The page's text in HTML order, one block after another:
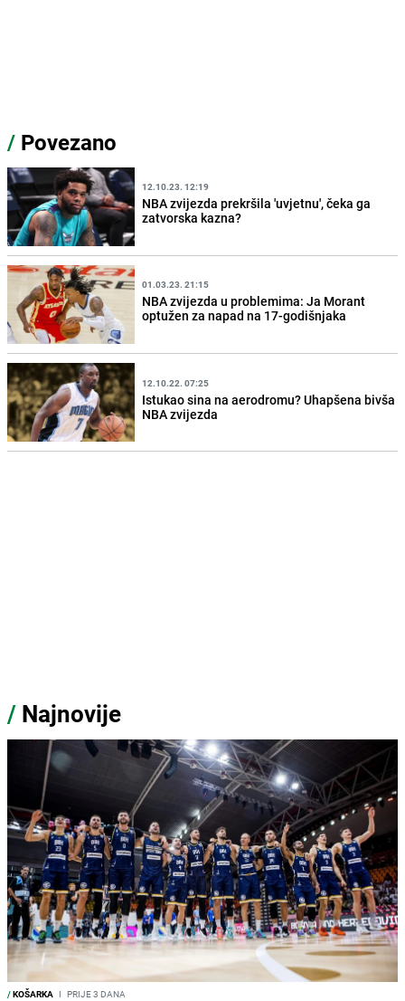
/ Povezano
12.10.23. 12:19
NBA zvijezda prekršila 'uvjetnu', čeka ga
zatvorska kazna?
01.03.23. 21:15
NBA zvijezda u problemima: Ja Morant
optužen za napad na 17-godišnjaka
12.10.22. 07:25
Istukao sina na aerodromu? Uhapšena bivša
NBA zvijezda
/ Najnovije
/KOŠARKA I PRIJE 3 DANA